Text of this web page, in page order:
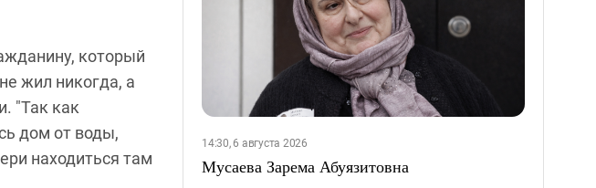
который
жил никогда, а
"Так как
дом от воды,
находиться там
14:30, 6 августа 2026
Мусаева Зарема Абуязитовна